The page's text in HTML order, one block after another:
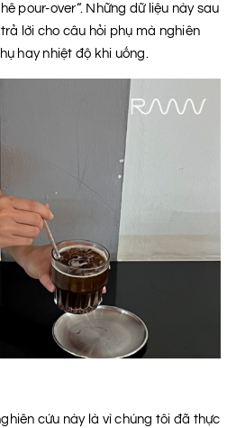
pour-over“. Những dữ liệu này sau
lời cho câu hỏi phụ mà nghiên
hay nhiệt độ khi uống.
cứu này là vì chúng tôi đã thực